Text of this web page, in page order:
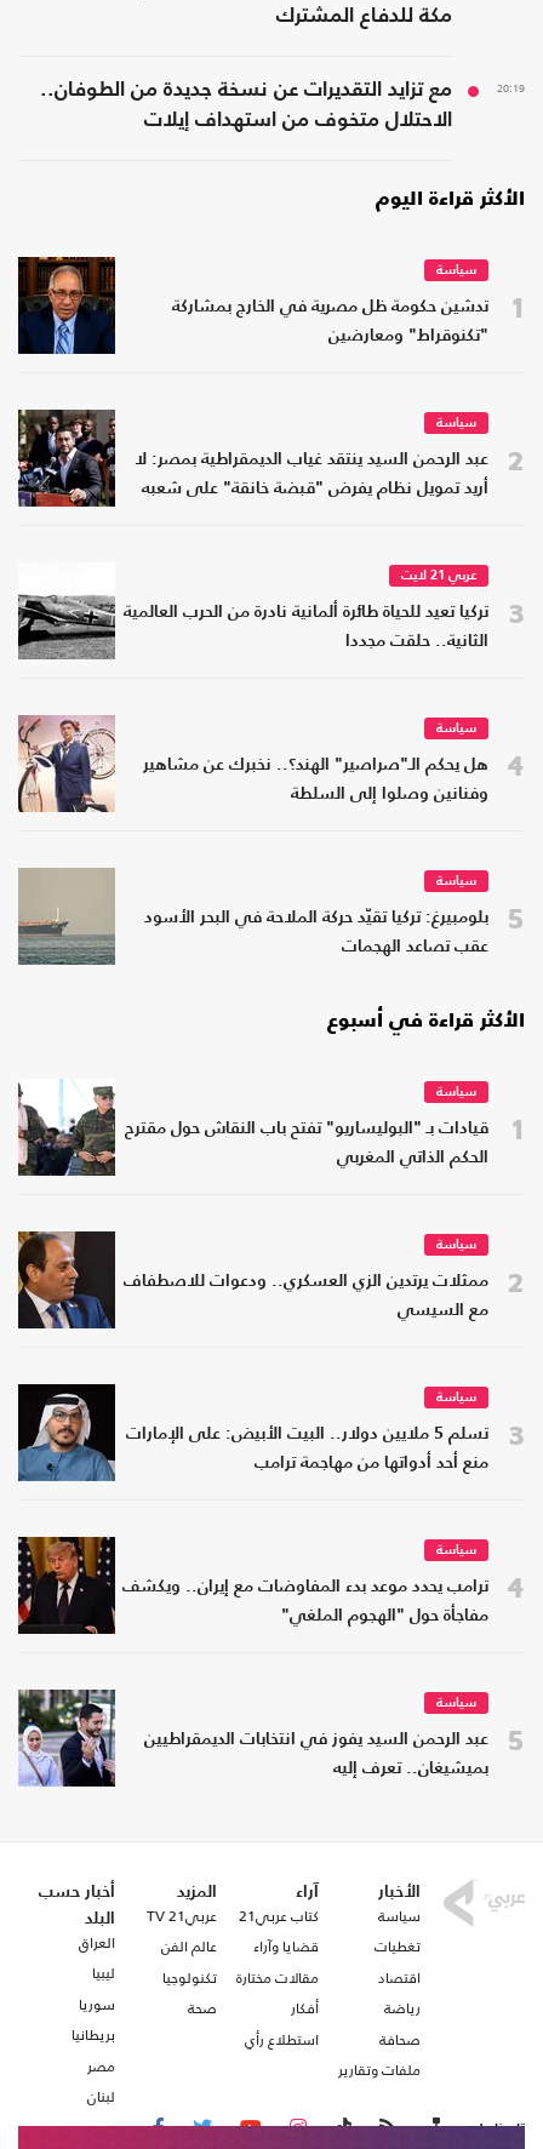
مكة للدفاع المشترك
20:19
مع تزايد التقديرات عن نسخة جديدة من الطوفان..
الاحتلال متخوف من استهداف إيلات
الأكثر قراءة اليوم
1
سياسة
تدشين حكومة ظل مصرية في الخارج بمشاركة
"تكنوقراط" ومعارضين
2
سياسة
عبد الرحمن السيد ينتقد غياب الديمقراطية بمصر: لا
أريد تمويل نظام يفرض "قبضة خانقة" على شعبه
3
عربي 21 لايت
تركيا تعيد للحياة طائرة ألمانية نادرة من الحرب العالمية
الثانية.. حلقت مجددا
4
سياسة
هل يحكم الـ"صراصير" الهند؟.. نخبرك عن مشاهير
وفنانين وصلوا إلى السلطة
5
سياسة
بلومبيرغ: تركيا تقيّد حركة الملاحة في البحر الأسود
عقب تصاعد الهجمات
الأكثر قراءة في أسبوع
1
سياسة
قيادات بـ "البوليساريو" تفتح باب النقاش حول مقترح
الحكم الذاتي المغربي
2
سياسة
ممثلات يرتدين الزي العسكري.. ودعوات للاصطفاف
مع السيسي
3
سياسة
تسلم 5 ملايين دولار.. البيت الأبيض: على الإمارات
منع أحد أدواتها من مهاجمة ترامب
4
سياسة
ترامب يحدد موعد بدء المفاوضات مع إيران.. ويكشف
مفاجأة حول "الهجوم الملغي"
5
سياسة
عبد الرحمن السيد يفوز في انتخابات الديمقراطيين
بميشيغان.. تعرف إليه
الأخبار
سياسة
تغطيات
اقتصاد
رياضة
صحافة
ملفات وتقارير
آراء
كتاب عربي21
قضايا وآراء
مقالات مختارة
أفكار
استطلاع رأي
المزيد
عربي21 TV
عالم الفن
تكنولوجيا
صحة
أخبار حسب
البلد
العراق
ليبيا
سوريا
بريطانيا
مصر
لبنان
تابعنا على